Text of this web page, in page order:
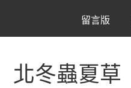
留言版
北冬蟲夏草